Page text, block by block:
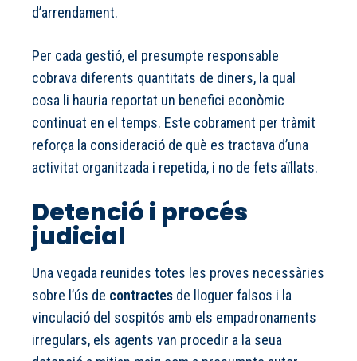
d’arrendament.
Per cada gestió, el presumpte responsable
cobrava diferents quantitats de diners, la qual
cosa li hauria reportat un benefici econòmic
continuat en el temps. Este cobrament per tràmit
reforça la consideració de què es tractava d’una
activitat organitzada i repetida, i no de fets aïllats.
Detenció i procés
judicial
Una vegada reunides totes les proves necessàries
sobre l’ús de contractes de lloguer falsos i la
vinculació del sospitós amb els empadronaments
irregulars, els agents van procedir a la seua